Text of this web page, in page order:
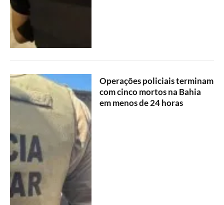
Operações policiais terminam
com cinco mortos na Bahia
em menos de 24 horas